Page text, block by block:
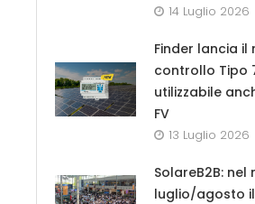
14 Luglio 2026
Finder lancia il
controllo Tipo
utilizzabile
FV
13 Luglio 2026
SolareB2B: nel
luglio/agosto